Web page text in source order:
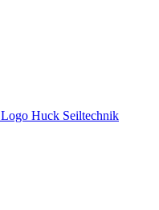
Logo Huck Seiltechnik